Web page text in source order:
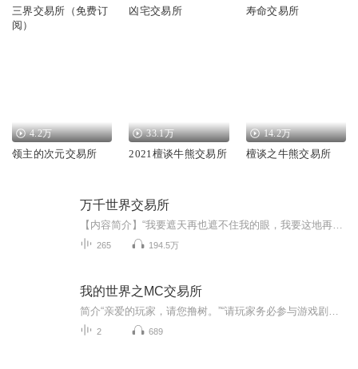
三界交易所（免费订
阅）
凶宅交易所 寿命交易所
4.2万
领主的次元交易所
33.1万
2021檀谈牛熊交易所
14.2万
檀谈之牛熊交易所
万千世界交易所
265 194.5万
我的世界之MC交易所
2 689